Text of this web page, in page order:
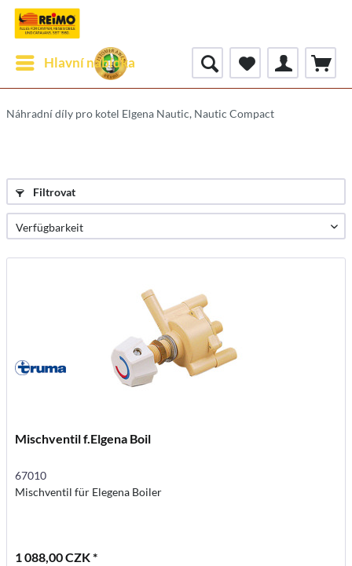
Hlavní nabídka
Náhradní díly pro kotel Elgena Nautic, Nautic Compact
Filtrovat
Mischventil f.Elgena Boil
67010
Mischventil für Elegena Boiler
1 088,00 CZK *